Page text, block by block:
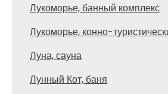
Лукоморье, банный комплекс
Лукоморье, конно-
Луна, сауна
Лунный Кот, баня